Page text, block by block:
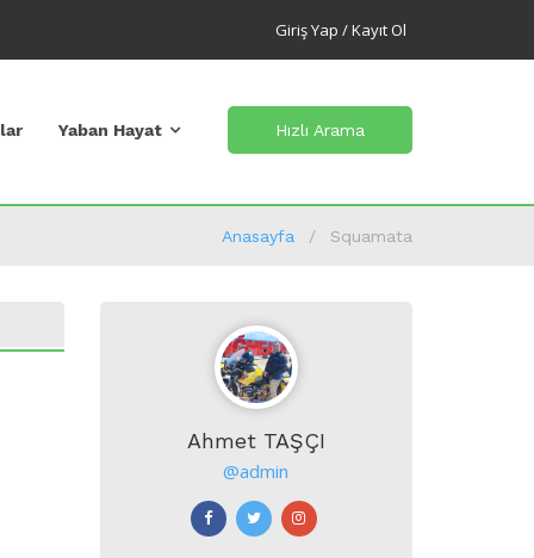
Giriş Yap / Kayıt Ol
Yaban Hayat Hızlı Arama
Anasayfa Squamata
Ahmet TAŞÇI
@admin